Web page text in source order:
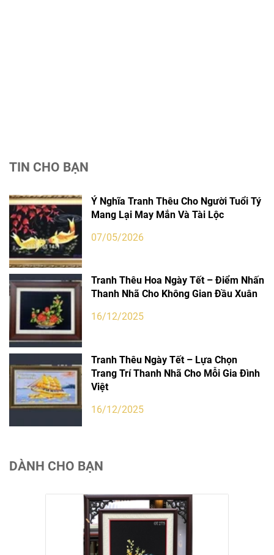
TIN CHO BẠN
Ý Nghĩa Tranh Thêu Cho Người Tuổi Tý
Mang Lại May Mắn Và Tài Lộc
07/05/2026
Tranh Thêu Hoa Ngày Tết – Điểm Nhấn
Thanh Nhã Cho Không Gian Đầu Xuân
16/12/2025
Tranh Thêu Ngày Tết – Lựa Chọn
Trang Trí Thanh Nhã Cho Mỗi Gia Đình
Việt
16/12/2025
DÀNH CHO BẠN